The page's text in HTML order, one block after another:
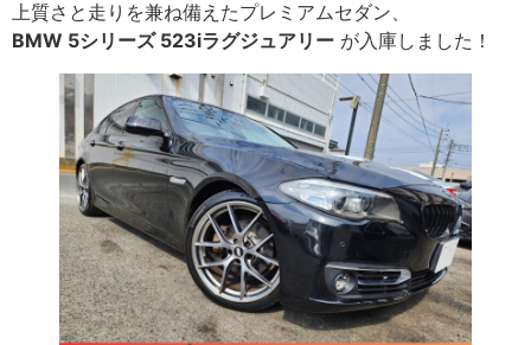
上質さと走りを兼ね備えたプレミアムセダン、
BMW 5シリーズ 523iラグジュアリー が入庫しました！